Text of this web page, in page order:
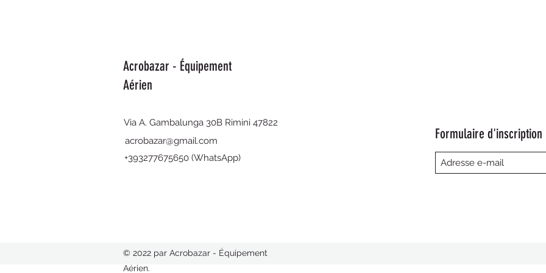
Acrobazar - Équipement
Aérien
Via A. Gambalunga 30B Rimini 47822
acrobazar@gmail.com
+393277675650 (WhatsApp)
Formulaire d'inscription
© 2022 par Acrobazar - Équipement
Aérien.